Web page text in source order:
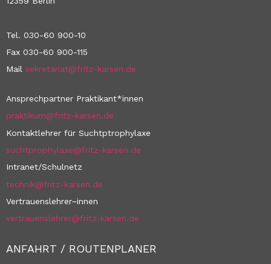
Tel. 030-60 900-10
Fax 030-60 900-115
Mail sekretariat@fritz-karsen.de
Ansprechpartner Praktikant*innen
praktikum@fritz-karsen.de
Kontaktlehrer für Suchtptrophylaxe
suchtprophylaxe@fritz-karsen.de
Intranet/Schulnetz
technik@fritz-karsen.de
Vertrauenslehrer~innen
vertrauenslehrer@fritz-karsen.de
ANFAHRT / ROUTENPLANER